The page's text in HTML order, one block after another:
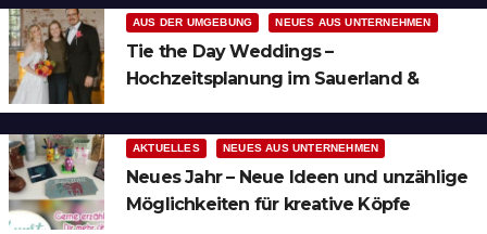
AUS DER UMGEBUNG NEUES AUS UNTERNEHMEN
Tie the Day Weddings –
Hochzeitsplanung im Sauerland &
AKTUELLES NEUES AUS UNTERNEHMEN
Neues Jahr – Neue Ideen und unzählige
Möglichkeiten für kreative Köpfe